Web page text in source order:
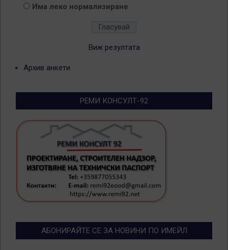
Има леко нормализиране
Виж резултата
Архив анкети
РЕМИ КОНСУЛТ-92
АБОНИРАЙТЕ СЕ ЗА НОВИНИ ПО ИМЕЙЛ